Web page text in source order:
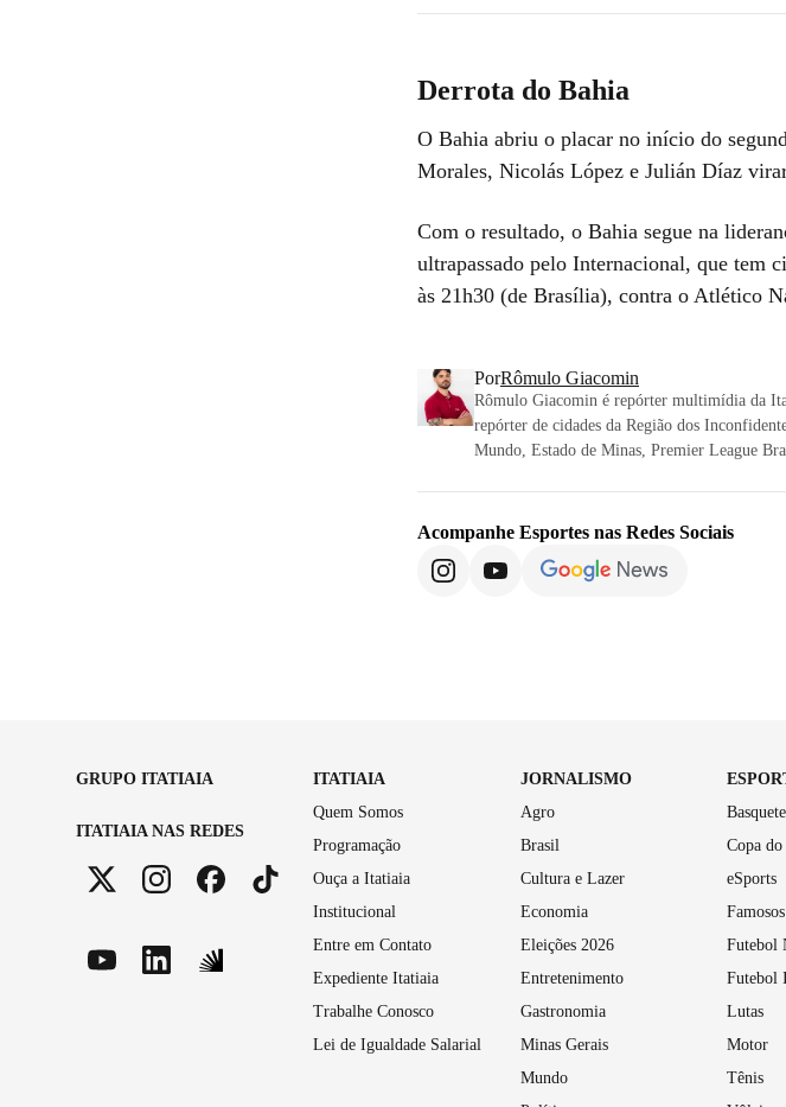
Derrota do Bahia
O Bahia abriu o placar no início do
Morales, Nicolás López e Julián Díaz
Com o resultado, o Bahia segue na
ultrapassado pelo Internacional, que tem
às 21h30 (de Brasília), contra o Atlético
PorRômulo Giacomin
Rômulo Giacomin é repórter multimídia da
repórter de cidades da Região dos
Mundo, Estado de Minas, Premier League
Acompanhe Esportes nas Redes Sociais
GRUPO ITATIAIA
ITATIAIA NAS REDES
ITATIAIA
Quem Somos
Programação
Ouça a Itatiaia
Institucional
Entre em Contato
Expediente Itatiaia
Trabalhe Conosco
Lei de Igualdade Salarial
JORNALISMO
Agro
Brasil
Cultura e Lazer
Economia
Eleições 2026
Entretenimento
Gastronomia
Minas Gerais
Mundo
Basquete
Copa
eSports
Futebol
Futebol
Lutas
Motor
Tênis